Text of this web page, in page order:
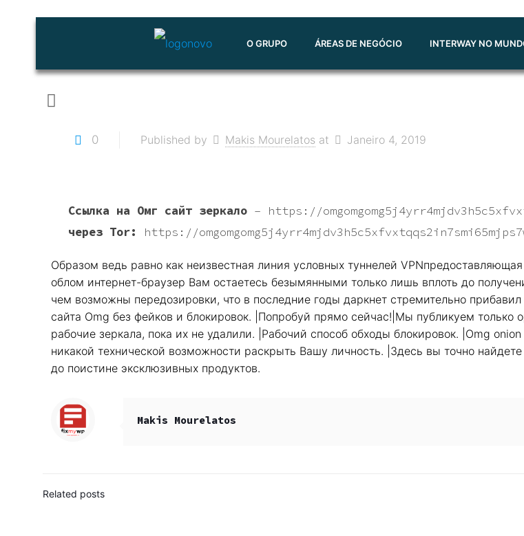
O GRUPO ÁREAS DE NEGÓCIO INTERWAY NO
0 Published by Makis Mourelatos at Janeiro 4, 2019
Ссылка на Омг сайт зеркало – https://
через Tor:
https://
Образом ведь равно как неизвестная линия условных туннелей
облом интернет-браузер Вам остаетесь безымянными только лишь вплоть до
чем возможны передозировки, что в последние годы даркнет стремительно
сайта Omg без фейков и блокировок. |Попробуй прямо сейчас!|Мы публикуем только
рабочие зеркала, пока их не удалили. |Рабочий способ обходы блокировок. |Omg
никакой технической возможности раскрыть Вашу личность. |Здесь вы точно
до поистине эксклюзивных продуктов.
Makis Mourelatos
Related posts